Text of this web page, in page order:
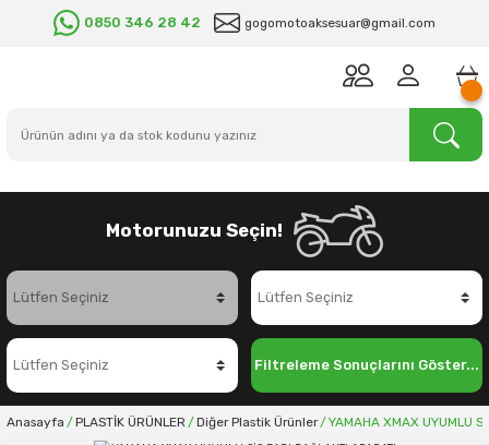
0850 346 28 42 gogomotoaksesuar@gmail.com
Motorunuzu Seçin!
Filtreleme Sonuçlarını Göster...
Anasayfa PLASTİK ÜRÜNLER Diğer Plastik Ürünler YAMAHA XMAX UYUMLU